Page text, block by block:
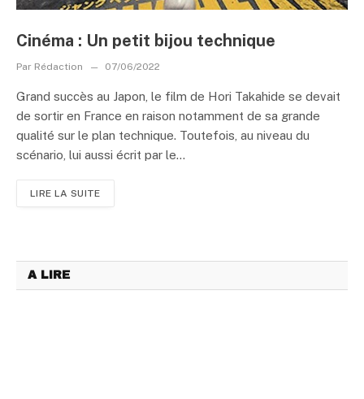
Cinéma : Un petit bijou technique
Par Rédaction 07/06/2022
Grand succès au Japon, le film de Hori Takahide se devait
de sortir en France en raison notamment de sa grande
qualité sur le plan technique. Toutefois, au niveau du
scénario, lui aussi écrit par le...
LIRE LA SUITE
A LIRE